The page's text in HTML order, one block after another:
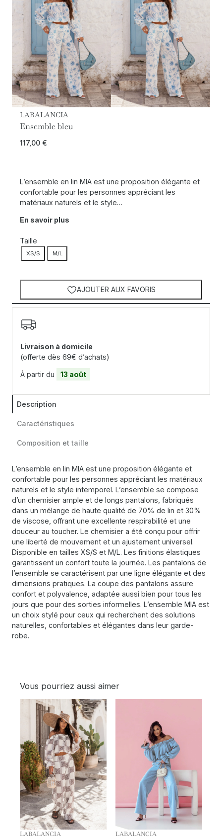
LABALANCIA
Ensemble bleu
117,00 €
L’ensemble en lin MIA est une proposition élégante et
confortable pour les personnes appréciant les
matériaux naturels et le style…
En savoir plus
Taille
XS/S M/L
AJOUTER AUX FAVORIS
Livraison à domicile
(offerte dès 69€ d’achats)
À partir du 13 août
Description
Caractéristiques
Composition et taille
L’ensemble en lin MIA est une proposition élégante et
confortable pour les personnes appréciant les matériaux
naturels et le style intemporel. L’ensemble se compose
d’un chemisier ample et de longs pantalons, fabriqués
dans un mélange de haute qualité de 70% de lin et 30%
de viscose, offrant une excellente respirabilité et une
douceur au toucher. Le chemisier a été conçu pour offrir
une liberté de mouvement et un ajustement universel.
Disponible en tailles XS/S et M/L. Les finitions élastiques
garantissent un confort toute la journée. Les pantalons de
l’ensemble se caractérisent par une ligne élégante et des
dimensions pratiques. La coupe des pantalons assure
confort et polyvalence, adaptée aussi bien pour tous les
jours que pour des sorties informelles. L’ensemble MIA est
un choix stylé pour ceux qui recherchent des solutions
naturelles, confortables et élégantes dans leur garde-
robe.
Vous pourriez aussi aimer
LABALANCIA LABALANCIA